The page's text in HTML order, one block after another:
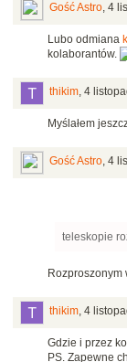
Gość Astro, 4
Lubo odmiana
kolaborantów.
thikim, 4
Myślałem
Gość Astro, 4
teleskopie
Rozproszonym
thikim, 4
Gdzie i przez
PS. Zapewne